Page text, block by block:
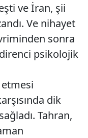
ve İran, şii
Ve nihayet
sonra
psikolojik
etmesi
dik
Tahran,